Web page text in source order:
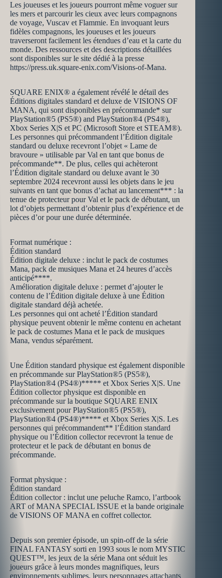
Les joueuses et les joueurs pourront même voguer sur
les mers et parcourir les cieux avec leurs compagnons
de voyage, Vuscav et Flammie. En invoquant leurs
fidèles compagnons, les joueuses et les joueurs
traverseront facilement les étendues d’eau et la carte du
monde. Des ressources et des descriptions détaillées
sont disponibles sur le site dédié à la presse
https://press.uk.square-enix.com/Visions-of-Mana.
SQUARE ENIX® a également révélé le détail des
Éditions digitales standard et deluxe de VISIONS OF
MANA, qui sont disponibles en précommande* sur
PlayStation®5 (PS5®) and PlayStation®4 (PS4®),
Xbox Series X|S et PC (Microsoft Store et STEAM®).
Les personnes qui précommandent l’Édition digitale
standard ou deluxe recevront l’objet « Lame de
bravoure » utilisable par Val en tant que bonus de
précommande**. De plus, celles qui achèteront
l’Édition digitale standard ou deluxe avant le 30
septembre 2024 recevront aussi les objets dans le jeu
suivants en tant que bonus d’achat au lancement*** : la
tenue de protecteur pour Val et le pack de débutant, un
lot d’objets permettant d’obtenir plus d’expérience et de
pièces d’or pour une durée déterminée.
Format numérique :
Édition standard
Édition digitale deluxe : inclut le pack de costumes
Mana, pack de musiques Mana et 24 heures d’accès
anticipé****.
Amélioration digitale deluxe : permet d’ajouter le
contenu de l’Édition digitale deluxe à une Édition
digitale standard déjà achetée.
Les personnes qui ont acheté l’Édition standard
physique peuvent obtenir le même contenu en achetant
le pack de costumes Mana et le pack de musiques
Mana, vendus séparément.
Une Édition standard physique est également disponible
en précommande sur PlayStation®5 (PS5®),
PlayStation®4 (PS4®)***** et Xbox Series X|S. Une
Édition collector physique est disponible en
précommande sur la boutique SQUARE ENIX
exclusivement pour PlayStation®5 (PS5®),
PlayStation®4 (PS4®)***** et Xbox Series X|S. Les
personnes qui précommandent** l’Édition standard
physique ou l’Édition collector recevront la tenue de
protecteur et le pack de débutant en bonus de
précommande.
Format physique :
Édition standard
Édition collector : inclut une peluche Ramco, l’artbook
ART of MANA SPECIAL ISSUE et la bande originale
de VISIONS OF MANA en coffret collector.
Depuis son premier épisode, un spin-off de la série
FINAL FANTASY sorti en 1993 sous le nom MYSTIC
QUEST™, les jeux de la série Mana ont séduit les
joueurs grâce à leurs mondes magnifiques, leurs
environnements sublimes, leurs personnages attachants